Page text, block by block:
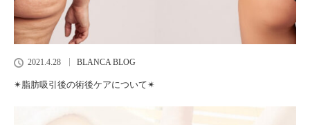
2021.4.28 BLANCA BLOG
✴︎脂肪吸引後の術後ケアについて✴︎